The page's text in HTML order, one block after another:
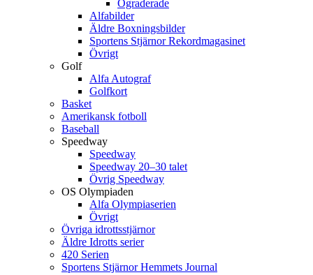
Ograderade
Alfabilder
Äldre Boxningsbilder
Sportens Stjärnor Rekordmagasinet
Övrigt
Golf
Alfa Autograf
Golfkort
Basket
Amerikansk fotboll
Baseball
Speedway
Speedway
Speedway 20–30 talet
Övrig Speedway
OS Olympiaden
Alfa Olympiaserien
Övrigt
Övriga idrottsstjärnor
Äldre Idrotts serier
420 Serien
Sportens Stjärnor Hemmets Journal